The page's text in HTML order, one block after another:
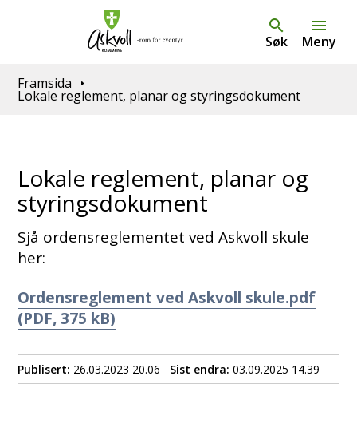
Søk Meny
Du er her:
Framsida
Lokale reglement, planar og styringsdokument
Lokale reglement, planar og
styringsdokument
Sjå ordensreglementet ved Askvoll skule
her:
Ordensreglement ved Askvoll skule.pdf
(PDF, 375 kB)
Publisert 26.03.2023 20.06 Sist endra 03.09.2025 14.39